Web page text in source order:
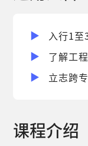
入行1至
了解工
立志跨
课程介绍